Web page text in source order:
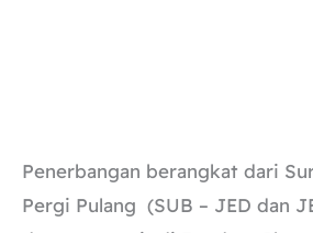
Penerbangan berangkat dari
Pergi Pulang (SUB – JED dan